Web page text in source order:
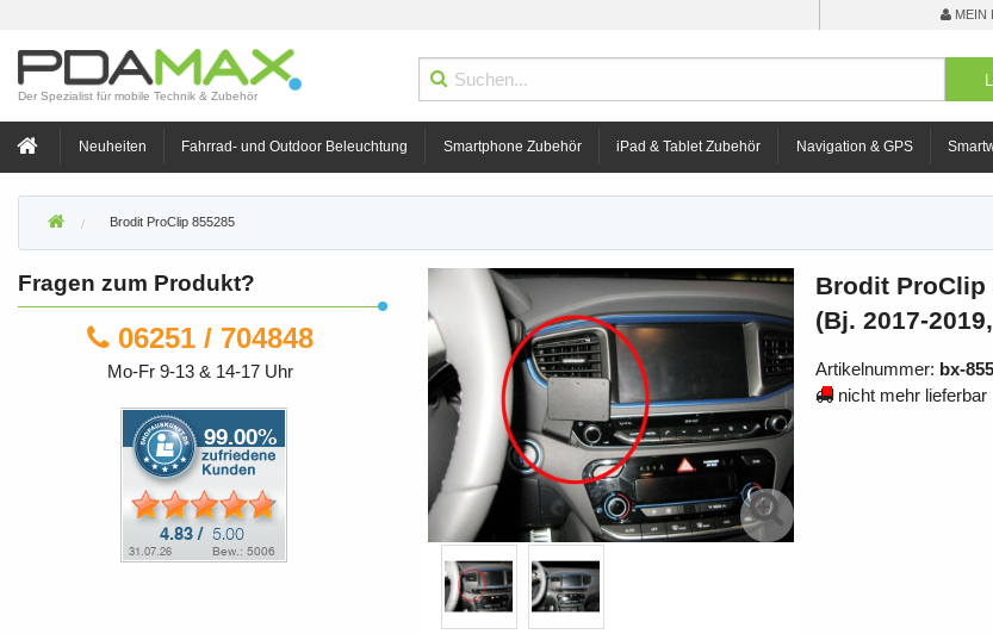
MEIN
Der Spezialist für mobile Technik & Zubehör
Neuheiten Fahrrad- und Outdoor Beleuchtung Smartphone Zubehör iPad & Tablet Zubehör Navigation & GPS
Brodit ProClip 855285
Brodit ProClip
(Bj. 2017-
Artikelnummer: bx-
nicht mehr lieferbar
Fragen zum Produkt?
06251 / 704848
Mo-Fr 9-13 & 14-17 Uhr